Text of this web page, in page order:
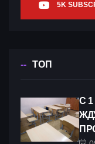
5K
ТОП
С